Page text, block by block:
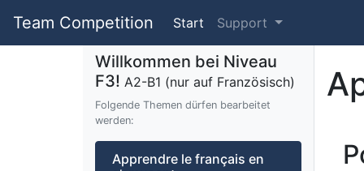
Team Competition Start Support
Willkommen bei Niveau
F3! A2-B1 (nur auf Französisch)
Folgende Themen dürfen bearbeitet
werden:
Apprendre le français en